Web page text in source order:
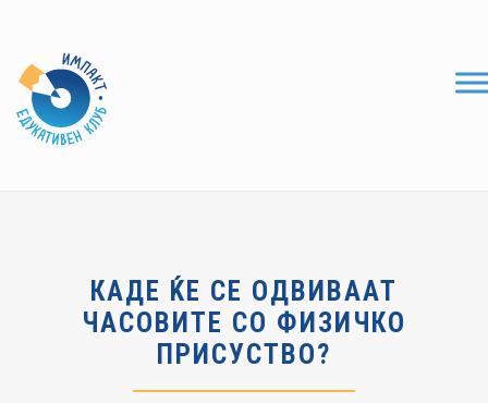
КАДЕ ЌЕ СЕ ОДВИВААТ
ЧАСОВИТЕ СО ФИЗИЧКО
ПРИСУСТВО?